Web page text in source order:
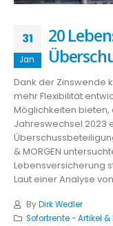
31
Jan.
20
Dank der Zinswende
mehr Flexibilität
Möglichkeiten bieten,
Jahreswechsel 2023
& MORGEN
Lebensversicherung
Laut einer Analyse von
ByDirk Wedler
Sofortrente - Artikel